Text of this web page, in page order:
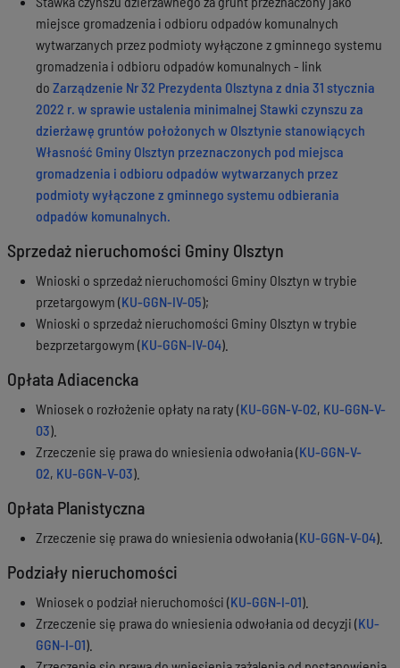
miejsce gromadzenia i odbioru odpadów komunalnych
wytwarzanych przez podmioty wyłączone z gminnego systemu
gromadzenia i odbioru odpadów komunalnych - link
do Zarządzenie Nr 32 Prezydenta Olsztyna z dnia 31 stycznia
2022 r. w sprawie ustalenia minimalnej Stawki czynszu za
dzierżawę gruntów położonych w Olsztynie stanowiących
Własność Gminy Olsztyn przeznaczonych pod miejsca
gromadzenia i odbioru odpadów wytwarzanych przez
podmioty wyłączone z gminnego systemu odbierania
odpadów komunalnych.
Sprzedaż nieruchomości Gminy Olsztyn
Wnioski o sprzedaż nieruchomości Gminy Olsztyn w trybie
przetargowym (KU-GGN-IV-05);
Wnioski o sprzedaż nieruchomości Gminy Olsztyn w trybie
bezprzetargowym (KU-GGN-IV-04).
Opłata Adiacencka
Wniosek o rozłożenie opłaty na raty (KU-GGN-V-02, KU-GGN-V-
03).
Zrzeczenie się prawa do wniesienia odwołania (KU-GGN-V-
02, KU-GGN-V-03).
Opłata Planistyczna
Zrzeczenie się prawa do wniesienia odwołania (KU-GGN-V-04).
Podziały nieruchomości
Wniosek o podział nieruchomości (KU-GGN-I-01).
Zrzeczenie się prawa do wniesienia odwołania od decyzji (KU-
GGN-I-01).